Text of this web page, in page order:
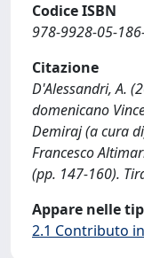
Codice ISBN
978-9928-05-
Citazione
D'Alessandri, A.
domenicano
Demiraj (a cura
Francesco
(pp. 147-160).
Appare nelle
2.1 Contributo